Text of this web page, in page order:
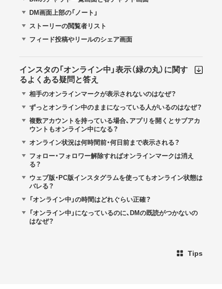
DM画面上部の「ノート」
ストーリーの閲覧者リスト
フィード投稿やリールのシェア画面
インスタの「オンライン中」表示（緑の丸）に関す
るよくある疑問と答え
相手のオンラインマークが表示されないのはなぜ？
ずっとオンライン中のままになっている人がいるのはなぜ？
複数アカウントを持っている場合、アプリを開くとサブアカ
ウントもオンライン中になる？
オンライン状況は何時間前・何日前まで表示される？
フォロー・フォロワー解除すればオンラインマークは消え
る？
ウェブ版・PC版インスタグラムを使ってもオンライン状態は
バレる？
「オンライン中」の時間はどれぐらい正確？
「オンライン中」になっているのに、DMの既読がつかないの
はなぜ？
Tips